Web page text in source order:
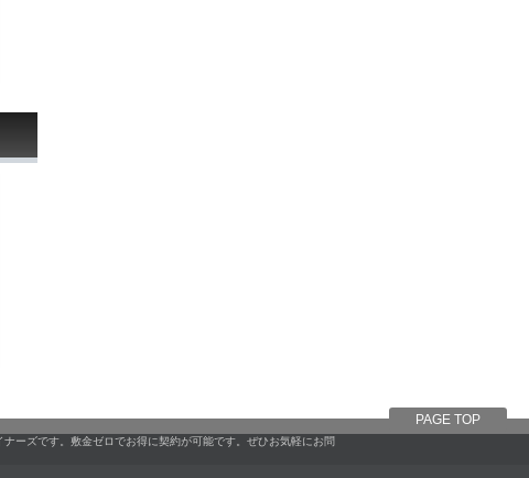
PAGE TOP
ーズです。敷金ゼロでお得に契約が可能です。ぜひお気軽にお問